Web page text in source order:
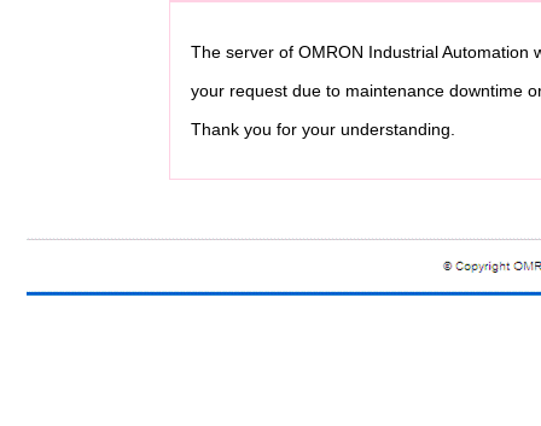
The server of OMRON Industrial Automation
your request due to maintenance downtime
Thank you for your understanding.